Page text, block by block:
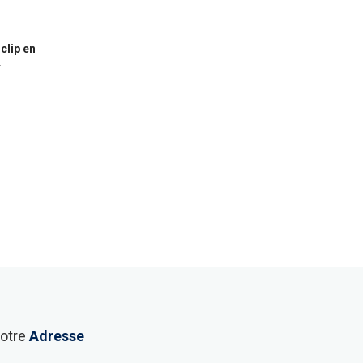
en
Adresse